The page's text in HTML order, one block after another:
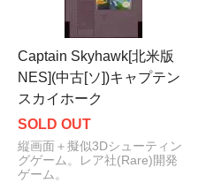
Captain Skyhawk[北米版
NES](中古[ソ])キャプテン
スカイホーク
SOLD OUT
縦画面＋擬似3Dシューティン
グゲーム。レア社(Rare)開発
ゲーム。